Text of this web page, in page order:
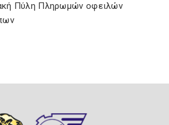
Πύλη Πληρωμών οφειλών